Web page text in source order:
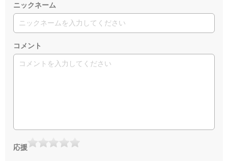
ニックネーム
コメント
応援